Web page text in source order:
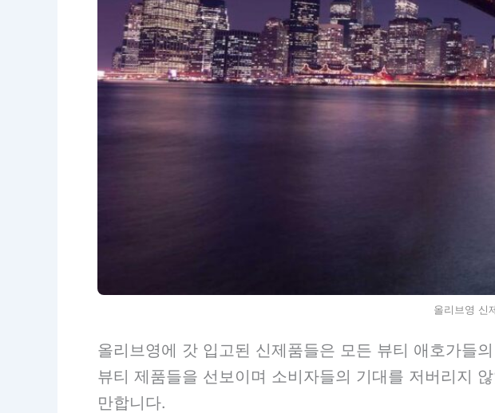
올리브영 신
올리브영에 갓 입고된 신제품들은 모든 뷰티 애호가들
뷰티 제품들을 선보이며 소비자들의 기대를 저버리지
만합니다.